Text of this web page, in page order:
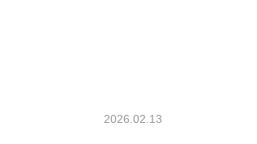
2026.02.13